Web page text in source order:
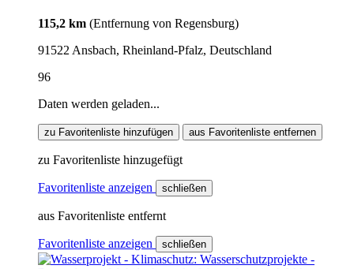
115,2 km (Entfernung von Regensburg)
91522 Ansbach, Rheinland-Pfalz, Deutschland
96
Daten werden geladen...
zu Favoritenliste hinzufügen aus Favoritenliste entfernen
zu Favoritenliste hinzugefügt
Favoritenliste anzeigen schließen
aus Favoritenliste entfernt
Favoritenliste anzeigen schließen